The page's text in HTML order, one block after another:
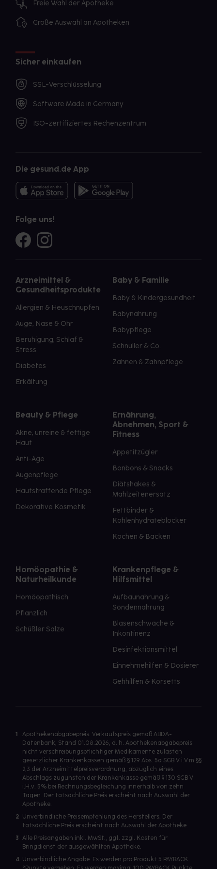
Freie Wahl der Apotheke
Große Auswahl an Apotheken
Sicher einkaufen
SSL-Verschlüsselung
Software Made in Germany
ISO-zertifiziertes Rechenzentrum
Die gesund.de App
Folge uns!
Arzneimittel &
Gesundheitsprodukte
Allergien & Heuschnupfen
Auge, Nase & Ohr
Beruhigung, Schlaf &
Stress
Diabetes
Erkältung
Baby & Familie
Baby & Kindergesundheit
Babynahrung
Babypflege
Schnuller & Co.
Zahnen & Zahnpflege
Beauty & Pflege
Akne, unreine & fettige
Haut
Anti-Age
Augenpflege
Hautstraffende Pflege
Dekorative Kosmetik
Ernährung,
Abnehmen, Sport &
Fitness
Appetitzügler
Bonbons & Snacks
Diätshakes &
Mahlzeitenersatz
Fettbinder &
Kohlenhydrateblocker
Kochen & Backen
Homöopathie &
Naturheilkunde
Homöopathisch
Pflanzlich
Schüßler Salze
Krankenpflege &
Hilfsmittel
Aufbaunahrung &
Sondennahrung
Blasenschwäche &
Inkontinenz
Desinfektionsmittel
Einnehmehilfen & Dosierer
Gehhilfen & Korsetts
1
Apothekenabgabepreis: Verkaufspreis gemäß ABDA-
Datenbank, Stand 01.08.2026, d. h. Apothekenabgabepreis
nicht verschreibungspflichtiger Medikamente zulasten
gesetzlicher Krankenkassen gemäß § 129 Abs. 5a SGB V i.V.m §§
2,3 der Arzneimittelpreisverordnung, abzüglich eines
Abschlags zugunsten der Krankenkasse gemäß § 130 SGB V
i.H.v. 5% bei Rechnungsbegleichung innerhalb von zehn
Tagen. Der tatsächliche Preis erscheint nach Auswahl der
Apotheke.
2 Unverbindliche Preisempfehlung des Herstellers. Der
tatsächliche Preis erscheint nach Auswahl der Apotheke.
3 Alle Preisangaben inkl. MwSt., ggf. zzgl. Kosten für
Bringdienst der ausgewählten Apotheke.
4 Unverbindliche Angabe. Es werden pro Produkt 5 PAYBACK